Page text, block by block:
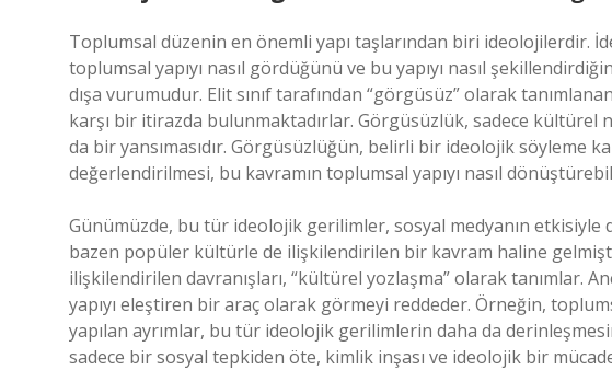
Toplumsal düzenin en önemli yapı taşlarından biri ideolojilerdir.
toplumsal yapıyı nasıl gördüğünü ve bu yapıyı nasıl
dışa vurumudur. Elit sınıf tarafından “görgüsüz” olarak
karşı bir itirazda bulunmaktadırlar. Görgüsüzlük, sadece kültürel
da bir yansımasıdır. Görgüsüzlüğün, belirli bir ideolojik söyleme
değerlendirilmesi, bu kavramın toplumsal yapıyı nasıl
Günümüzde, bu tür ideolojik gerilimler, sosyal medyanın
bazen popüler kültürle de ilişkilendirilen bir kavram haline
ilişkilendirilen davranışları, “kültürel yozlaşma” olarak tanımlar.
yapıyı eleştiren bir araç olarak görmeyi reddeder. Örneğin,
yapılan ayrımlar, bu tür ideolojik gerilimlerin daha da
sadece bir sosyal tepkiden öte, kimlik inşası ve ideolojik bir